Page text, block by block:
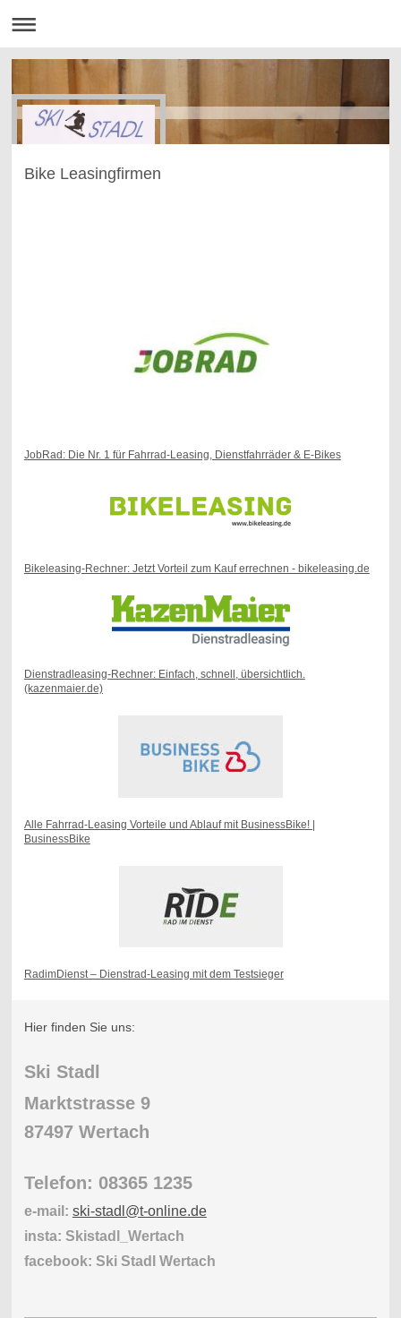
Bike Leasingfirmen
JobRad: Die Nr. 1 für Fahrrad-Leasing, Dienstfahrräder & E-Bikes
Bikeleasing-Rechner: Jetzt Vorteil zum Kauf errechnen - bikeleasing.de
Dienstradleasing-Rechner: Einfach, schnell, übersichtlich.
(kazenmaier.de)
Alle Fahrrad-Leasing Vorteile und Ablauf mit BusinessBike! |
BusinessBike
RadimDienst – Dienstrad-Leasing mit dem Testsieger
Hier finden Sie uns:
Ski Stadl
Marktstrasse 9
87497 Wertach
Telefon: 08365 1235
e-mail: ski-stadl@t-online.de
insta: Skistadl_Wertach
facebook: Ski Stadl Wertach